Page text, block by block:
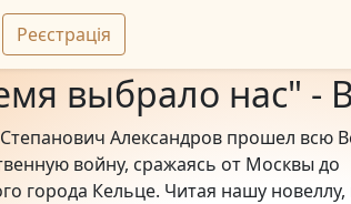
Реєстрація
выбрало нас" -
Александров прошел всю
войну, сражаясь от Москвы до
города Кельце. Читая нашу новеллу,